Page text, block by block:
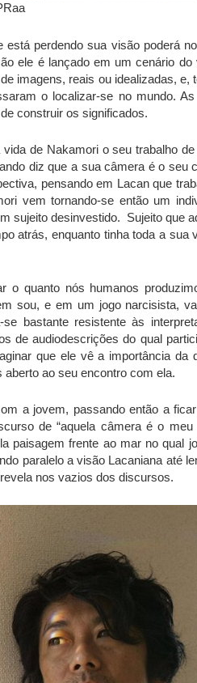
perdendo sua visão poderá
ele é lançado em um cenário do
imagens, reais ou idealizadas, e,
o localizar-se no mundo. As
construir os significados.
de Nakamori o seu trabalho de
diz que a sua câmera é o seu
pensando em Lacan que
vem tornando-se então um
sujeito desinvestido. Sujeito que
atrás, enquanto tinha toda a sua
o quanto nós humanos
sou, e em um jogo narcisista,
bastante resistente às
de audiodescrições do qual
que ele vê a importância da
ao seu encontro com ela.
a jovem, passando então a
de “aquela câmera é o meu
paisagem frente ao mar no qual
paralelo a visão Lacaniana até
nos vazios dos discursos.